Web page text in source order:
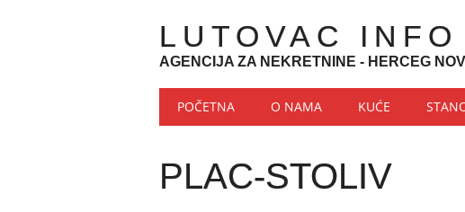
LUTOVAC INFO
AGENCIJA ZA NEKRETNINE - HERCEG NOVI
Main menu
Skip to content
POČETNA O NAMA KUĆE
PLAC-STOLIV